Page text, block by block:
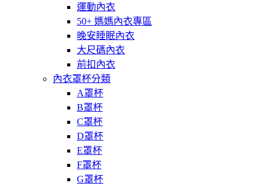
運動內衣
50+ 媽媽內衣專區
晚安睡眠內衣
大尺碼內衣
前扣內衣
內衣罩杯分類
A罩杯
B罩杯
C罩杯
D罩杯
E罩杯
F罩杯
G罩杯